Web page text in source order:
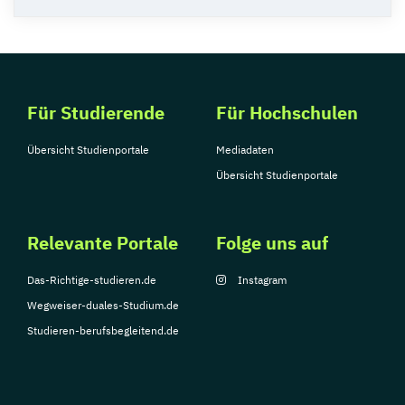
Für Studierende
Übersicht Studienportale
Für Hochschulen
Mediadaten
Übersicht Studienportale
Relevante Portale
Das-Richtige-studieren.de
Wegweiser-duales-Studium.de
Studieren-berufsbegleitend.de
Folge uns auf
Instagram